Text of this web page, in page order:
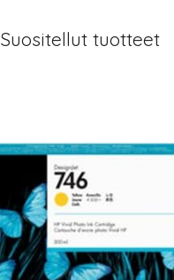
Suositellut tuotteet